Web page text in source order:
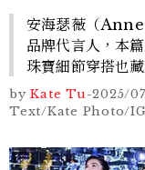
安海瑟薇（
品牌代言人，本
珠寶細節穿搭也
by Kate Tu-2025/
Text/Kate Photo/